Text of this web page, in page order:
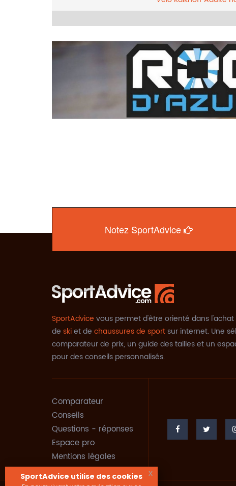
2018
Notez SportAdvice
SportAdvice vous permet d'être orienté dans
de skiet de chaussures de sportsur internet. Une
comparateur de prix, un guide des tailles et un
pour des conseils personnalisés.
Comparateur
Conseils
Questions - réponses
Espace pro
Mentions légales
SportAdvice utilise des cookies x